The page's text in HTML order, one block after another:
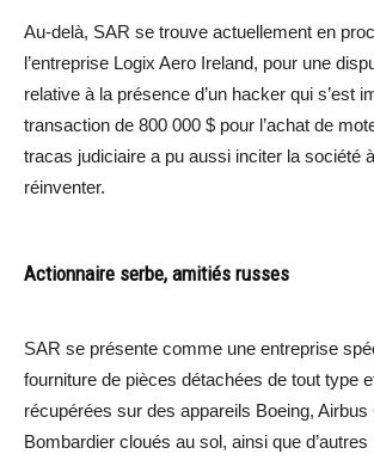
Au-delà, SAR se trouve actuellement en
l’entreprise Logix Aero Ireland, pour une
relative à la présence d’un hacker qui s’est
transaction de 800 000 $ pour l’achat de
tracas judiciaire a pu aussi inciter la société
réinventer.
Actionnaire serbe, amitiés russes
SAR se présente comme une entreprise
fourniture de pièces détachées de tout type
récupérées sur des appareils Boeing, Airbus
Bombardier cloués au sol, ainsi que